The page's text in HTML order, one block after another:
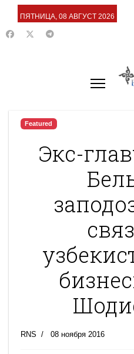
ПЯТНИЦА, 08 АВГУСТ 2026
Featured
Экс-
RNS 08 ноября 2016